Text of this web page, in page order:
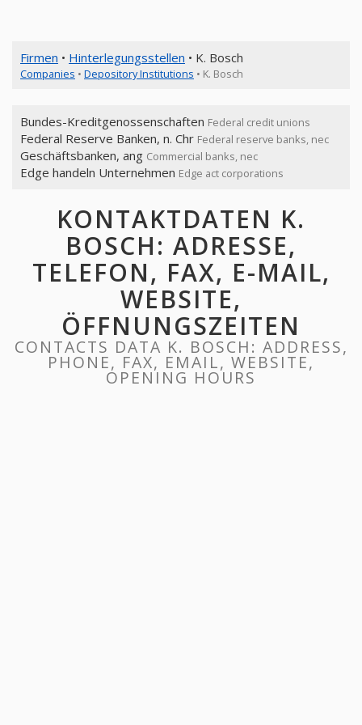
Firmen • Hinterlegungsstellen • K. Bosch
Companies • Depository Institutions • K. Bosch
Bundes-Kreditgenossenschaften Federal credit unions
Federal Reserve Banken, n. Chr Federal reserve banks, nec
Geschäftsbanken, ang Commercial banks, nec
Edge handeln Unternehmen Edge act corporations
KONTAKTDATEN K.
BOSCH: ADRESSE,
TELEFON, FAX, E-MAIL,
WEBSITE,
ÖFFNUNGSZEITEN
CONTACTS DATA K. BOSCH: ADDRESS,
PHONE, FAX, EMAIL, WEBSITE,
OPENING HOURS